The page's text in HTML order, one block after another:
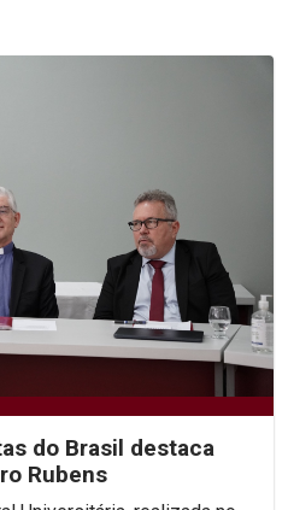
do Brasil destaca
Rubens